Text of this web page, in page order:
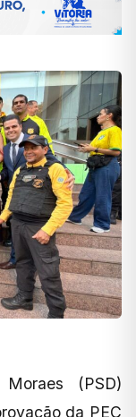
(PSD)
da PEC